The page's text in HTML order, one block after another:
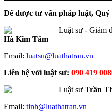
Để được tư vấn pháp luật, Quý
Luật sư - Giám
Hà Kim Tâm
Email: luatsu@luathatran.vn
Liên hệ với luật sư: 090 419
Luật sư Trần
Email: tinh@luathatran.vn